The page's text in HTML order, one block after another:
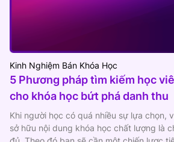
Kinh Nghiệm Bán Khóa Học
5 Phương pháp tìm kiếm học
cho khóa học bứt phá danh thu
Khi người học có quá nhiều sự lựa chọn,
sở hữu nội dung khóa học chất lượng là